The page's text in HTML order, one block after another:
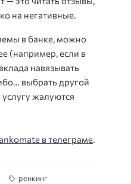
на негативные.
в банке, можно
(например, если в
навязывать
выбрать другой
жалуются
в телеграме.
ренкинг